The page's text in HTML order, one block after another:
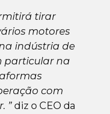
tirar
motores
indústria de
particular na
com
”diz o CEO da